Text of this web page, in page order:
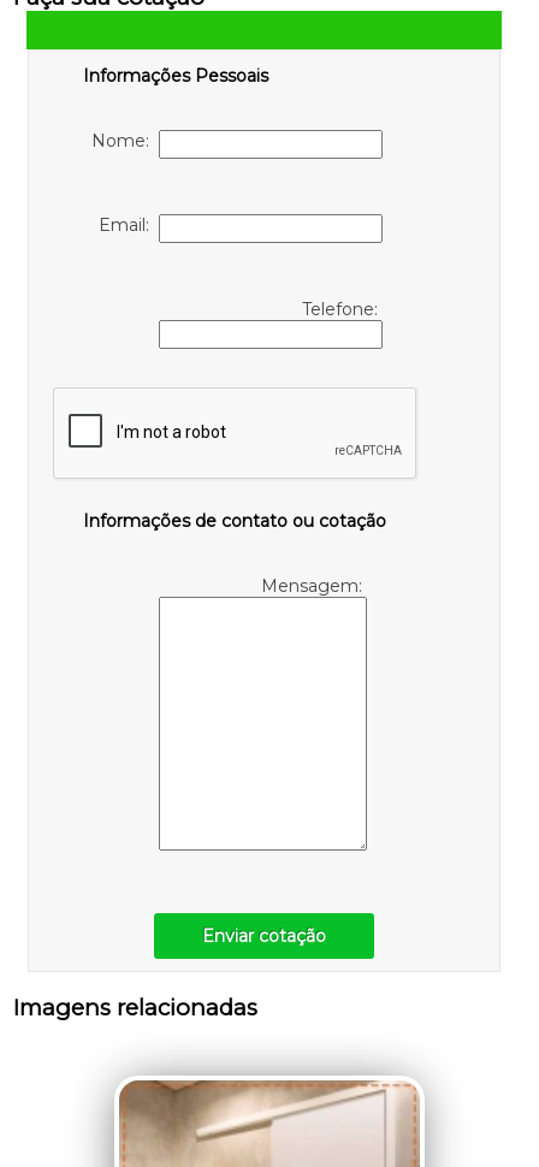
Informações Pessoais
Nome:
Email:
Telefone:
Informações de contato ou cotação
Mensagem:
Enviar cotação
Imagens relacionadas